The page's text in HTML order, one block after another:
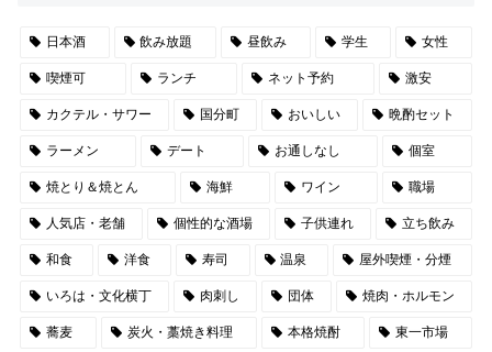
日本酒 飲み放題 昼飲み 学生 女性
喫煙可 ランチ ネット予約 激安
カクテル・サワー 国分町 おいしい 晩酌セット
ラーメン デート お通しなし 個室
焼とり＆焼とん 海鮮 ワイン 職場
人気店・老舗 個性的な酒場 子供連れ 立ち飲み
和食 洋食 寿司 温泉 屋外喫煙・分煙
いろは・文化横丁 肉刺し 団体 焼肉・ホルモン
蕎麦 炭火・藁焼き料理 本格焼酎 東一市場